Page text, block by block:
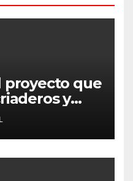
proyecto que
y
y gatos:
mientras